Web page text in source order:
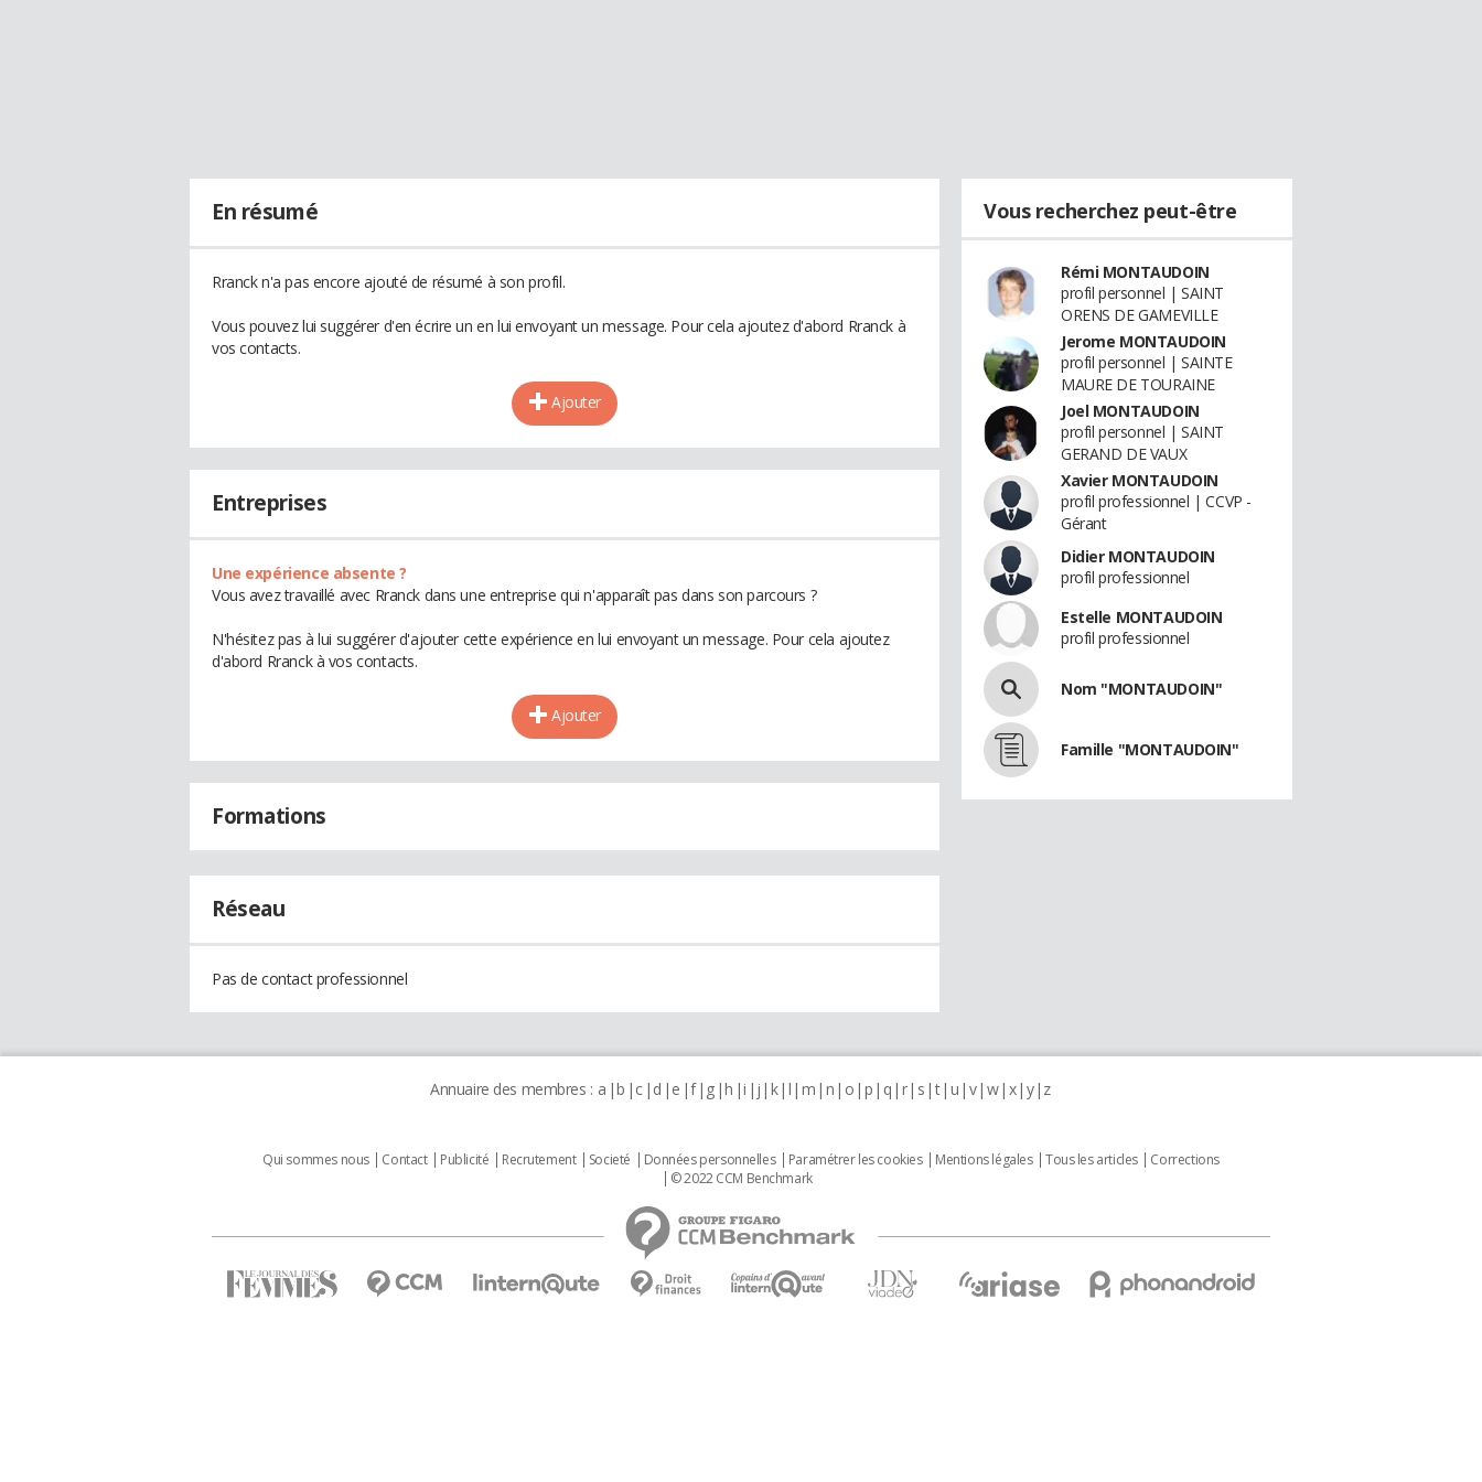
En résumé
Rranck n'a pas encore ajouté de résumé à son profil.
Vous pouvez lui suggérer d'en écrire un en lui envoyant un message. Pour cela ajoutez d'abord Rranck à
vos contacts.
Ajouter
Entreprises
Une expérience absente ?
Vous avez travaillé avec Rranck dans une entreprise qui n'apparaît pas dans son parcours ?
N'hésitez pas à lui suggérer d'ajouter cette expérience en lui envoyant un message. Pour cela ajoutez
d'abord Rranck à vos contacts.
Ajouter
Formations
Réseau
Pas de contact professionnel
Vous recherchez peut-être
Rémi MONTAUDOIN
profil personnel | SAINT
ORENS DE GAMEVILLE
Jerome MONTAUDOIN
profil personnel | SAINTE
MAURE DE TOURAINE
Joel MONTAUDOIN
profil personnel | SAINT
GERAND DE VAUX
Xavier MONTAUDOIN
profil professionnel | CCVP -
Gérant
Didier MONTAUDOIN
profil professionnel
Estelle MONTAUDOIN
profil professionnel
Nom "MONTAUDOIN"
Famille "MONTAUDOIN"
Annuaire des membres : a b c d e f g h i j k l m n o p q r s t u v w x y z
Qui sommes nous Contact Publicité Recrutement Societé Données personnelles Paramétrer les cookies Mentions légales Tous les articles
Corrections
© 2022 CCM Benchmark